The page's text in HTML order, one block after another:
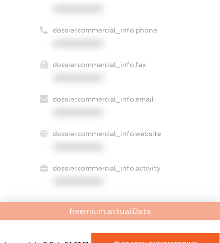
dossier.commercial_info.phone
dossier.commercial_info.fax
dossier.commercial_info.email
dossier.commercial_info.website
dossier.commercial_info.activity
freemium.exampleText_2
freemium.actualData